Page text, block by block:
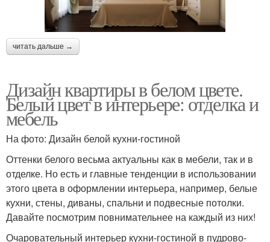
читать дальше →
Дизайн квартиры в белом цвете.
Белый цвет в интерьере: отделка и
мебель
На фото: Дизайн белой кухни-гостиной
Оттенки белого весьма актуальны как в мебели, так и в
отделке. Но есть и главные тенденции в использовании
этого цвета в оформлении интерьера, например, белые
кухни, стены, диваны, спальни и подвесные потолки.
Давайте посмотрим повнимательнее на каждый из них!
Очаровательный интерьер кухни-гостиной в пудрово-